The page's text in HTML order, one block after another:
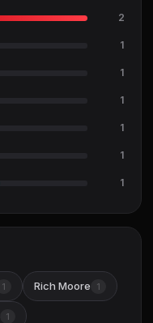
2
1
1
1
1
1
1
1 Rich Moore 1
1